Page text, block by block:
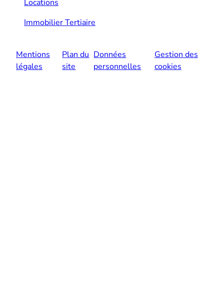
Locations
Immobilier Tertiaire
Mentions
légales
Plan du
site
Données
personnelles
Gestion des
cookies